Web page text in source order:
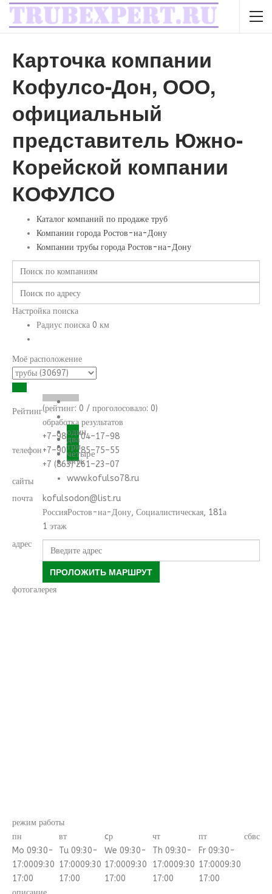
Карточка компании
Кофулсо-Дон, ООО,
официальный
представитель Южно-
Корейской компании
КОФУЛСО
Каталог компаний по продаже труб
Компании города Ростов-на-Дону
Компании трубы города Ростов-на-Дону
Настройка поиска
Радиус поиска 0 км
Моё расположение
Рейтинг
один
два
три
четыре
пять
(рейтинг: 0 / проголосовало: 0)
обработка результатов
телефон
+7–989–704–17–98
+7–908–185–75–55
+7 (863) 261–23–07
сайты
www.kofulso78.ru
почта
kofulsodon@list.ru
адрес
РоссияРостов-на-Дону, Социалистическая, 181а
1 этаж
ПРОЛОЖИТЬ МАРШРУТ
фотогалерея
режим работы
пн
вт cр чт пт сбвс
Mo 09:30-
17:0009:30
17:00
Tu 09:30-
17:0009:30
17:00
We 09:30-
17:0009:30
17:00
Th 09:30-
17:0009:30
17:00
Fr 09:30-
17:0009:30
17:00